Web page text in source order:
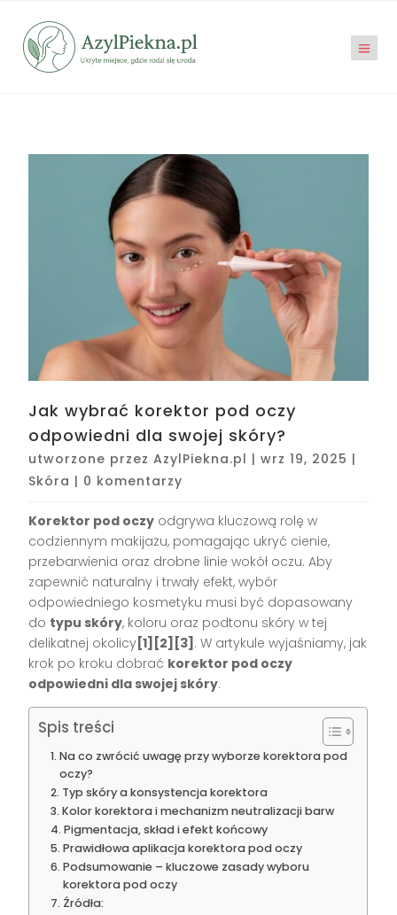
Jak wybrać korektor pod oczy
odpowiedni dla swojej skóry?
utworzone przezAzylPiekna.pl |wrz 19, 2025 |
Skóra | 0 komentarzy
Korektor pod oczy odgrywa kluczową rolę w
codziennym makijażu, pomagając ukryć cienie,
przebarwienia oraz drobne linie wokół oczu. Aby
zapewnić naturalny i trwały efekt, wybór
odpowiedniego kosmetyku musi być dopasowany
do typu skóry, koloru oraz podtonu skóry w tej
delikatnej okolicy [1][2][3] . W artykule wyjaśniamy, jak
krok po kroku dobrać korektor pod oczy
odpowiedni dla swojej skóry.
Spis treści
Na co zwrócić uwagę przy wyborze korektora pod
oczy?
Typ skóry a konsystencja korektora
Kolor korektora i mechanizm neutralizacji barw
Pigmentacja, skład i efekt końcowy
Prawidłowa aplikacja korektora pod oczy
Podsumowanie – kluczowe zasady wyboru
korektora pod oczy
Źródła: